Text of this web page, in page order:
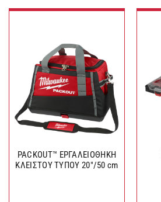
PACKOUT™ ΕΡΓΑΛΕΙΟΘΗΚΗ
ΚΛΕΙΣΤΟΥ ΤΥΠΟΥ 20″/50 cm